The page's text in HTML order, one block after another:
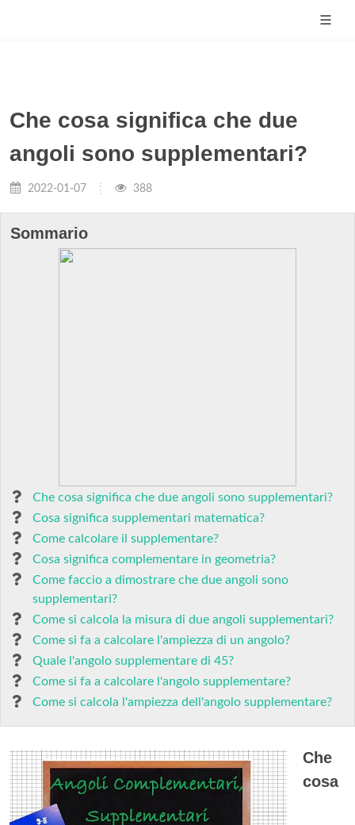
Che cosa significa che due
angoli sono supplementari?
2022-01-07 388
Sommario
Che cosa significa che due angoli sono supplementari?
Cosa significa supplementari matematica?
Come calcolare il supplementare?
Cosa significa complementare in geometria?
Come faccio a dimostrare che due angoli sono
supplementari?
Come si calcola la misura di due angoli supplementari?
Come si fa a calcolare l'ampiezza di un angolo?
Quale l'angolo supplementare di 45?
Come si fa a calcolare l'angolo supplementare?
Come si calcola l'ampiezza dell'angolo supplementare?
Che
cosa